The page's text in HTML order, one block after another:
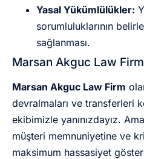
Yasal Yükümlülükler:
sorumluluklarının
sağlanması.
Marsan Akguc Law
Marsan Akguc Law Firm
devralmaları ve transferleri
ekibimizle yanınızdayız.
müşteri memnuniyetine ve
maksimum hassasiyet